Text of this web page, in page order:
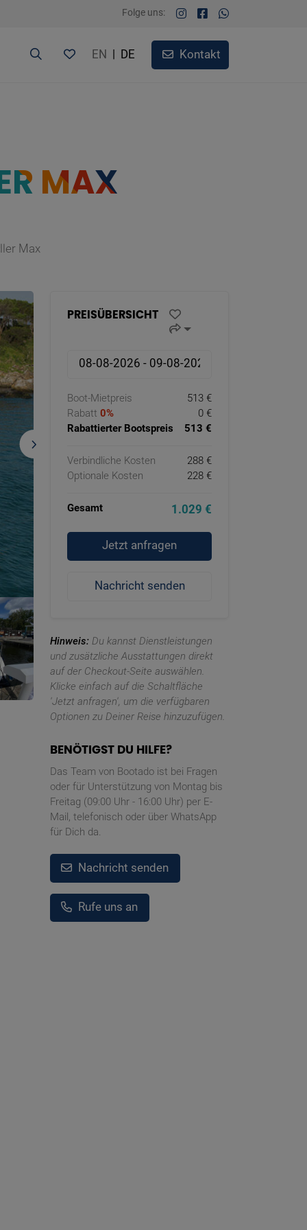
Folge uns:
EN DE Kontakt
MAX
Max
PREISÜBERSICHT
Boot-Mietpreis
513 €
Rabatt 0%
0 €
Rabattierter Bootspreis
513 €
Verbindliche Kosten
288 €
Optionale Kosten
228 €
Gesamt 1.029 €
Jetzt anfragen
Nachricht senden
Hinweis: Du kannst Dienstleistungen
und zusätzliche Ausstattungen direkt
auf der Checkout-Seite auswählen.
Klicke einfach auf die Schaltfläche
'Jetzt anfragen', um die verfügbaren
Optionen zu Deiner Reise hinzuzufügen.
BENÖTIGST DU HILFE?
Das Team von Bootado ist bei Fragen
oder für Unterstützung von Montag bis
Freitag (09:00 Uhr - 16:00 Uhr) per E-
Mail, telefonisch oder über WhatsApp
für Dich da.
Nachricht senden
Rufe uns an